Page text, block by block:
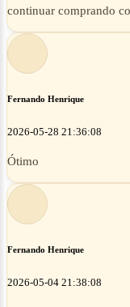
continuar comprando
Fernando Henrique
2026-05-28 21:36:08
Ótimo
Fernando Henrique
2026-05-04 21:38:08